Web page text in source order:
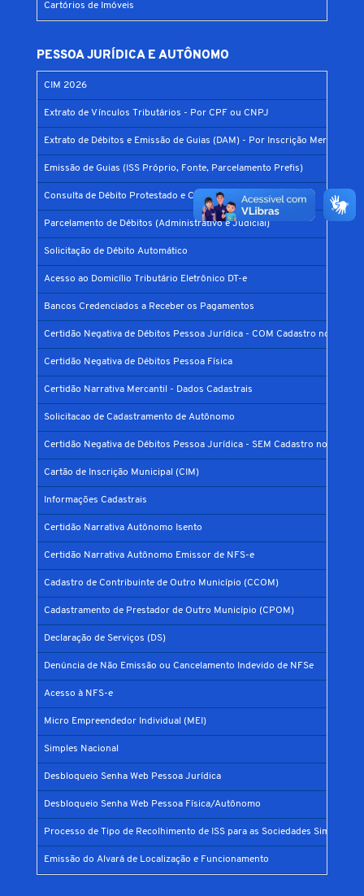
Cartórios de Imóveis
PESSOA JURÍDICA E AUTÔNOMO
CIM 2026
Extrato de Vínculos Tributários - Por CPF ou CNPJ
Extrato de Débitos e Emissão de Guias (DAM) - Por Inscrição Mercantil
Emissão de Guias (ISS Próprio, Fonte, Parcelamento Prefis)
Consulta de Débito Protestado e CDA
Parcelamento de Débitos (Administrativo e Judicial)
Solicitação de Débito Automático
Acesso ao Domicílio Tributário Eletrônico DT-e
Bancos Credenciados a Receber os Pagamentos
Certidão Negativa de Débitos Pessoa Jurídica - COM Cadastro no
Certidão Negativa de Débitos Pessoa Física
Certidão Narrativa Mercantil - Dados Cadastrais
Solicitacao de Cadastramento de Autônomo
Certidão Negativa de Débitos Pessoa Jurídica - SEM Cadastro no
Cartão de Inscrição Municipal (CIM)
Informações Cadastrais
Certidão Narrativa Autônomo Isento
Certidão Narrativa Autônomo Emissor de NFS-e
Cadastro de Contribuinte de Outro Município (CCOM)
Cadastramento de Prestador de Outro Município (CPOM)
Declaração de Serviços (DS)
Denúncia de Não Emissão ou Cancelamento Indevido de NFSe
Acesso à NFS-e
Micro Empreendedor Individual (MEI)
Simples Nacional
Desbloqueio Senha Web Pessoa Jurídica
Desbloqueio Senha Web Pessoa Física/Autônomo
Processo de Tipo de Recolhimento de ISS para as Sociedades Simples
Emissão do Alvará de Localização e Funcionamento